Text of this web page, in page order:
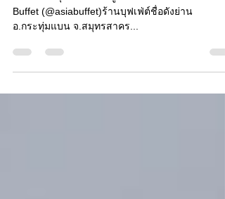
วันนี้จะพาทุกคนไปทัวร์ดูการตกแต่งผนังของร้าน
อ.กระทุ่มแบน จ.สมุทรสาคร...